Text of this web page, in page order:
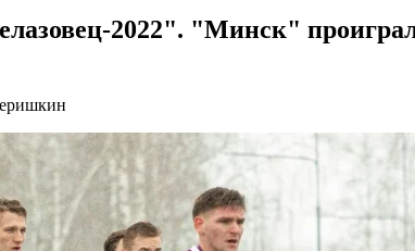
2022". "Минск"